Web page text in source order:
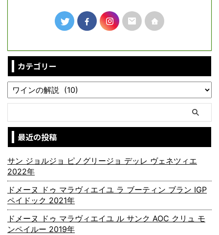
カテゴリー
最近の投稿
サン ジョルジョ ピノグリージョ デッレ ヴェネツィエ
2022年
ドメーヌ ドゥ マラヴィエイユ ラ ブーティン ブラン IGP
ペイドック 2021年
ドメーヌ ドゥ マラヴィエイユ ル サンク AOC クリュ モ
ンペイルー 2019年